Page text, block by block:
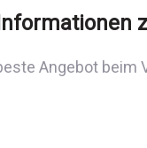
Angebot